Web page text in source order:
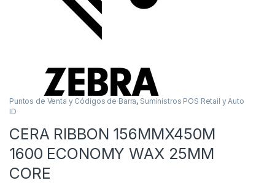
Puntos de Venta y Códigos de Barra, Suministros POS Retail y Auto
ID
CERA RIBBON 156MMX450M
1600 ECONOMY WAX 25MM
CORE